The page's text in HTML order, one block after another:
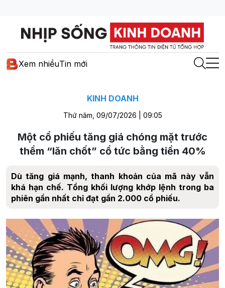
Xem nhiềuTin mới
KINH DOANH
Thứ năm, 09/07/2026 | 09:05
Một cổ phiếu tăng giá chóng mặt trước
thềm “lăn chốt” cổ tức bằng tiền 40%
Dù tăng giá mạnh, thanh khoản của mã này vẫn
khá hạn chế. Tổng khối lượng khớp lệnh trong ba
phiên gần nhất chỉ đạt gần 2.000 cổ phiếu.